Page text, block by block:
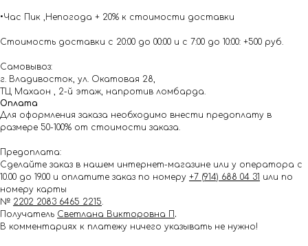
•Час Пик ,Непогода + 20% к стоимости доставки
Стоимость доставки с 20:00 до 00:00 и с 7:00 до 10:00: +500 руб.
Самовывоз:
г. Владивосток, ул. Окатовая 28,
ТЦ Махаон , 2-й этаж, напротив ломбарда.
Оплата
Для оформления заказа необходимо внести предоплату в
размере 50-100% от стоимости заказа.
Предоплата:
Сделайте заказ в нашем интернет-магазине или у оператора с
10.00 до 19.00 и оплатите заказ по номеру +7 (914) 688 04 31 или по
номеру карты
№ 2202 2083 6465 2215.
Получатель Светлана Викторовна П .
В комментариях к платежу ничего указывать не нужно!